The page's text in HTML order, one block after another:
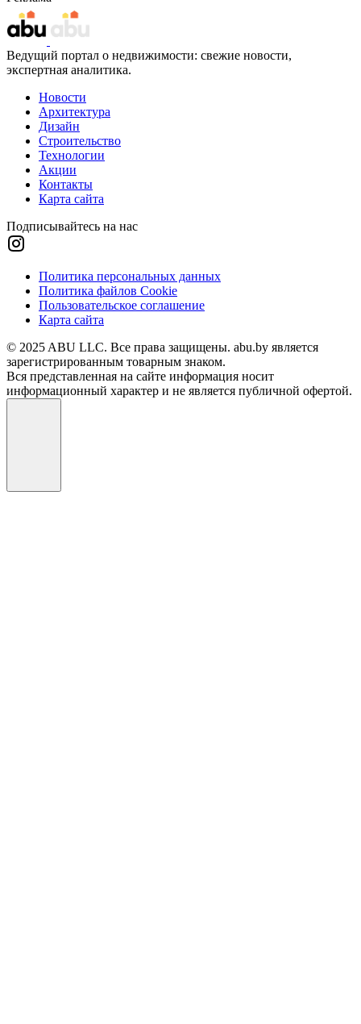
Ведущий портал о недвижимости: свежие новости,
экспертная аналитика.
Новости
Архитектура
Дизайн
Строительство
Технологии
Акции
Контакты
Карта сайта
Подписывайтесь на нас
Политика персональных данных
Политика файлов Cookie
Пользовательское соглашение
Карта сайта
© 2025 ABU LLC. Все права защищены. abu.by является
зарегистрированным товарным знаком.
Вся представленная на сайте информация носит
информационный характер и не является публичной офертой.